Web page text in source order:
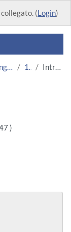
(Login)
Ingegneria 1526 Introduzione
)